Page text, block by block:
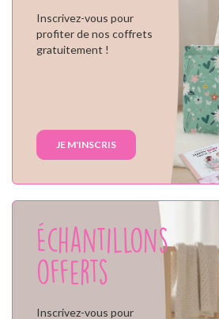
Inscrivez-vous pour
profiter de nos coffrets
gratuitement !
JE M'INSCRIS
Échantillons
offerts
Inscrivez-vous pour